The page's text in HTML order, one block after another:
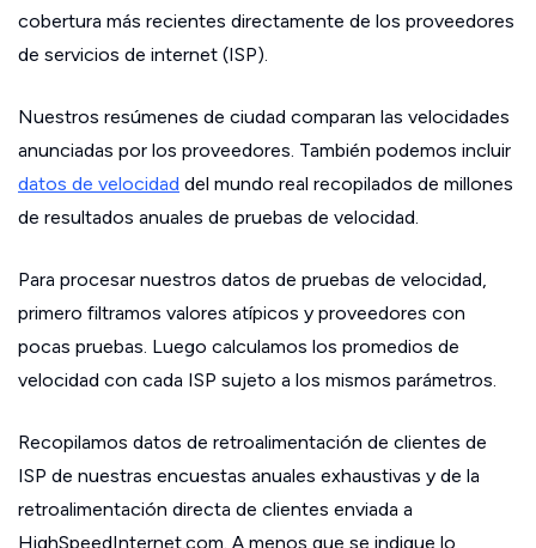
cobertura más recientes directamente de los proveedores
de servicios de internet (ISP).
Nuestros resúmenes de ciudad comparan las velocidades
anunciadas por los proveedores. También podemos incluir
datos de velocidad del mundo real recopilados de millones
de resultados anuales de pruebas de velocidad.
Para procesar nuestros datos de pruebas de velocidad,
primero filtramos valores atípicos y proveedores con
pocas pruebas. Luego calculamos los promedios de
velocidad con cada ISP sujeto a los mismos parámetros.
Recopilamos datos de retroalimentación de clientes de
ISP de nuestras encuestas anuales exhaustivas y de la
retroalimentación directa de clientes enviada a
HighSpeedInternet.com. A menos que se indique lo